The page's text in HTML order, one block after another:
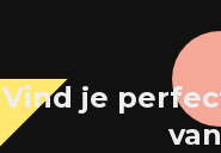
Vind je